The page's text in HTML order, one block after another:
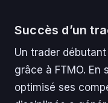
Succès d’un
Un trader
grâce à FTMO. En
optimisé ses